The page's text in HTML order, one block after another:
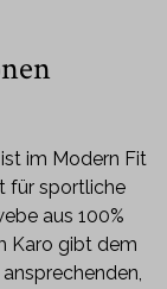
im Modern Fit
für sportliche
aus 100%
Karo gibt dem